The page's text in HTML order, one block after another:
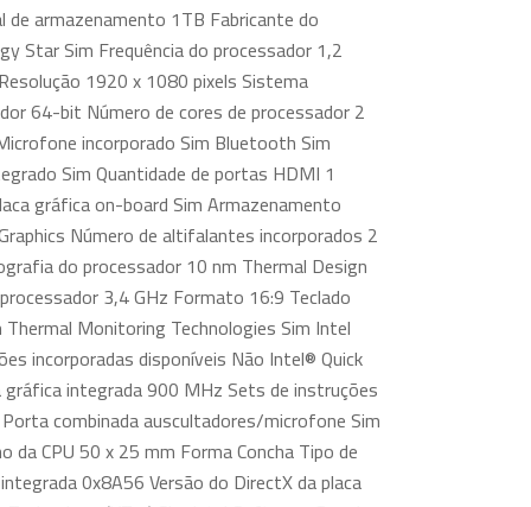
de armazenamento 1TB Fabricante do
Star Sim Frequência do processador 1,2
1920 x 1080 pixels Sistema
64-bit Número de cores de processador 2
incorporado Sim Bluetooth Sim
Sim Quantidade de portas HDMI 1
gráfica on-board Sim Armazenamento
Número de altifalantes incorporados 2
do processador 10 nm Thermal Design
3,4 GHz Formato 16:9 Teclado
Monitoring Technologies Sim Intel
incorporadas disponíveis Não Intel® Quick
gráfica integrada 900 MHz Sets de instruções
combinada auscultadores/microfone Sim
CPU 50 x 25 mm Forma Concha Tipo de
0x8A56 Versão do DirectX da placa